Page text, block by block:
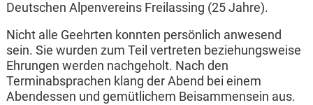
Deutschen Alpenvereins Freilassing (25 Jahre).
Nicht alle Geehrten konnten persönlich anwesend
sein. Sie wurden zum Teil vertreten beziehungsweise
Ehrungen werden nachgeholt. Nach den
Terminabsprachen klang der Abend bei einem
Abendessen und gemütlichem Beisammensein aus.